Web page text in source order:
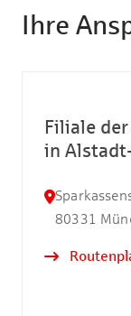
Ihre
Filiale
in
80331